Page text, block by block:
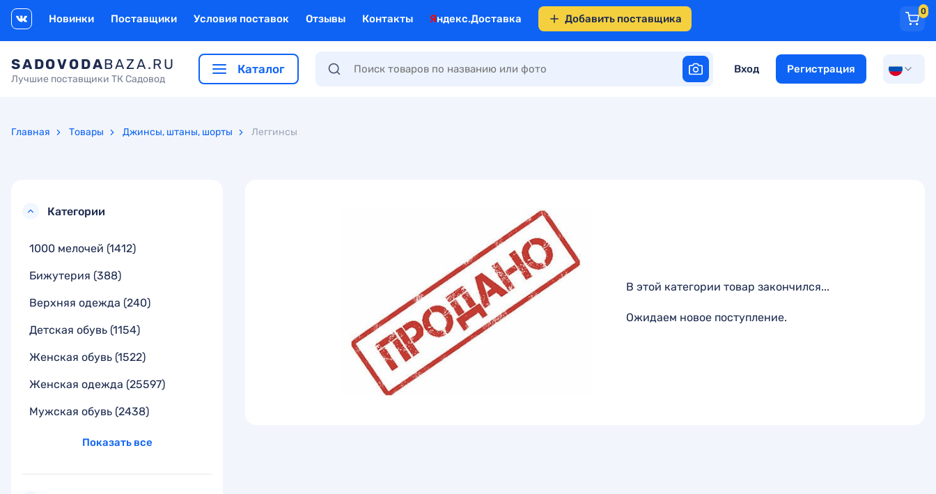
Новинки Поставщики Условия поставок Отзывы Контакты Яндекс.Доставка Добавить поставщика
0
SADOVODABAZA.RU
Лучшие поставщики ТК Садовод
Каталог Вход Регистрация
Главная Товары Джинсы, штаны, шорты Леггинсы
Категории
1000 мелочей (1412)
Бижутерия (388)
Верхняя одежда (240)
Детская обувь (1154)
Женская обувь (1522)
Женская одежда (25597)
Мужская обувь (2438)
Показать все
В этой категории товар закончился...
Ожидаем новое поступление.